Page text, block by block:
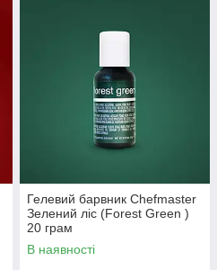
Гелевий барвник Chefmaster
Зелений ліс (Forest Green )
20 грам
В наявності